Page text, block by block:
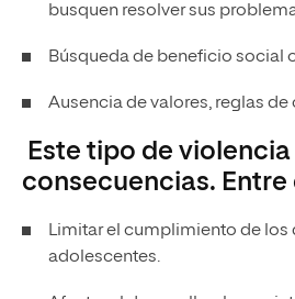
busquen resolver sus
Búsqueda de beneficio social
Ausencia de valores, reglas
Este tipo de
consecuencias. Entre
Limitar el cumplimiento de los
adolescentes.